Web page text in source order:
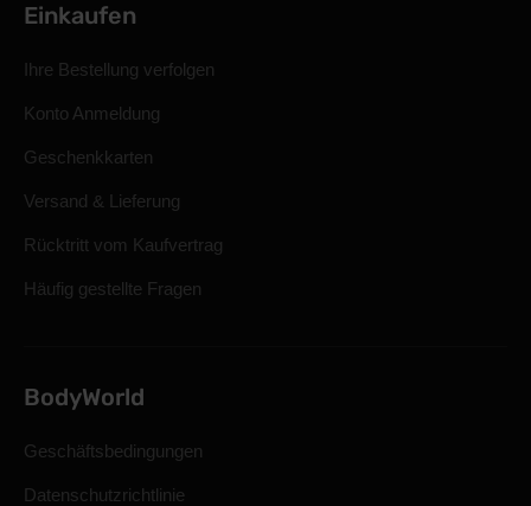
Einkaufen
Ihre Bestellung verfolgen
Konto Anmeldung
Geschenkkarten
Versand & Lieferung
Rücktritt vom Kaufvertrag
Häufig gestellte Fragen
BodyWorld
Geschäftsbedingungen
Datenschutzrichtlinie